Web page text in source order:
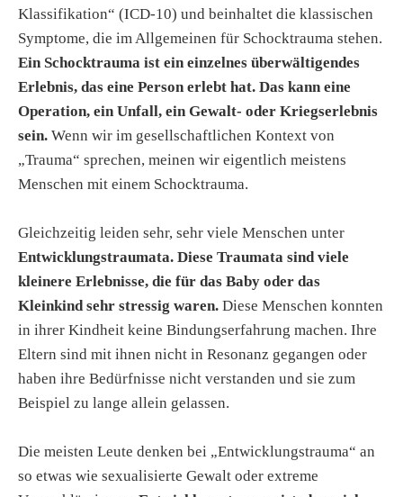
Klassifikation“ (ICD-10) und beinhaltet die klassischen
Symptome, die im Allgemeinen für Schocktrauma stehen.
Ein Schocktrauma ist ein einzelnes überwältigendes
Erlebnis, das eine Person erlebt hat. Das kann eine
Operation, ein Unfall, ein Gewalt- oder Kriegserlebnis
sein. Wenn wir im gesellschaftlichen Kontext von
„Trauma“ sprechen, meinen wir eigentlich meistens
Menschen mit einem Schocktrauma.
Gleichzeitig leiden sehr, sehr viele Menschen unter
Entwicklungstraumata. Diese Traumata sind viele
kleinere Erlebnisse, die für das Baby oder das
Kleinkind sehr stressig waren. Diese Menschen konnten
in ihrer Kindheit keine Bindungserfahrung machen. Ihre
Eltern sind mit ihnen nicht in Resonanz gegangen oder
haben ihre Bedürfnisse nicht verstanden und sie zum
Beispiel zu lange allein gelassen.
Die meisten Leute denken bei „Entwicklungstrauma“ an
so etwas wie sexualisierte Gewalt oder extreme